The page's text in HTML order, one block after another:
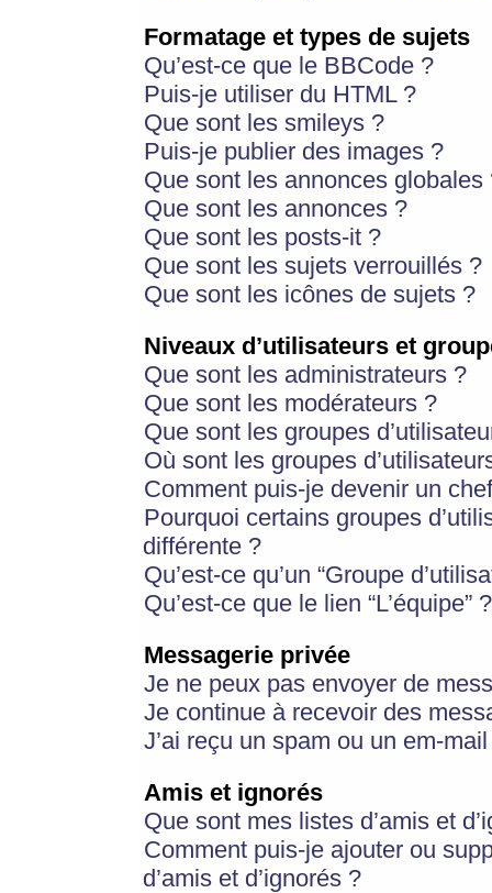
Formatage et types de sujets
Qu’est-ce que le BBCode ?
Puis-je utiliser du HTML ?
Que sont les smileys ?
Puis-je publier des images ?
Que sont les annonces globales
Que sont les annonces ?
Que sont les posts-it ?
Que sont les sujets verrouillés ?
Que sont les icônes de sujets ?
Niveaux d’utilisateurs et
Que sont les administrateurs ?
Que sont les modérateurs ?
Que sont les groupes
Où sont les groupes
Comment puis-je devenir un
Pourquoi certains groupes
différente ?
Qu’est-ce qu’un “Groupe
Qu’est-ce que le lien “L’équipe” ?
Messagerie privée
Je ne peux pas envoyer de
Je continue à recevoir des
J’ai reçu un spam ou un em-
Amis et ignorés
Que sont mes listes d’amis et
Comment puis-je ajouter ou
d’amis et d’ignorés ?